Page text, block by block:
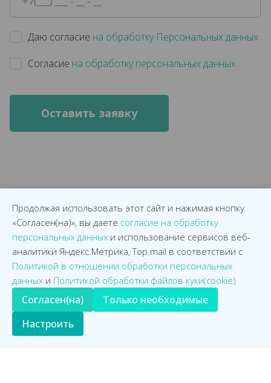
Даю согласие на обработку Персональных данных
Согласие на обработку персональных данных
Остались вопросы?
Проконсультируем по телефону или запишем вас на прием к
репродуктологу
Продолжая использовать этот сайт и нажимая кнопку
«Согласен(на)», вы даете согласие на обработку
персональных данных и использование сервисов веб-
аналитики Яндекс.Метрика, Top.mail в соответствии с
Политикой в отношении обработки персональных
данных и Политикой обработки файлов куки(cookie)
Согласен(на)
Только необходимые
Настроить